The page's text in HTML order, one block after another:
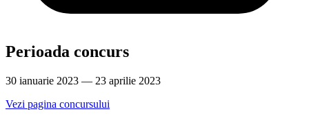
Perioada concurs
30 ianuarie 2023 — 23 aprilie 2023
Vezi pagina concursului